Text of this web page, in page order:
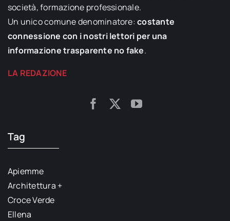
società, formazione professionale.
Un unico comune denominatore:costante
connessione con i nostri lettori per una
informazione trasparente no fake.
LA REDAZIONE
Tag
Apiemme
Architettura +
Croce Verde
Ellena